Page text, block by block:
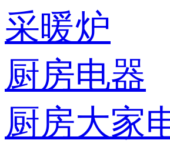
采暖炉
厨房电器
厨房大家